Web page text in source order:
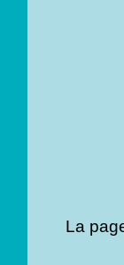
La